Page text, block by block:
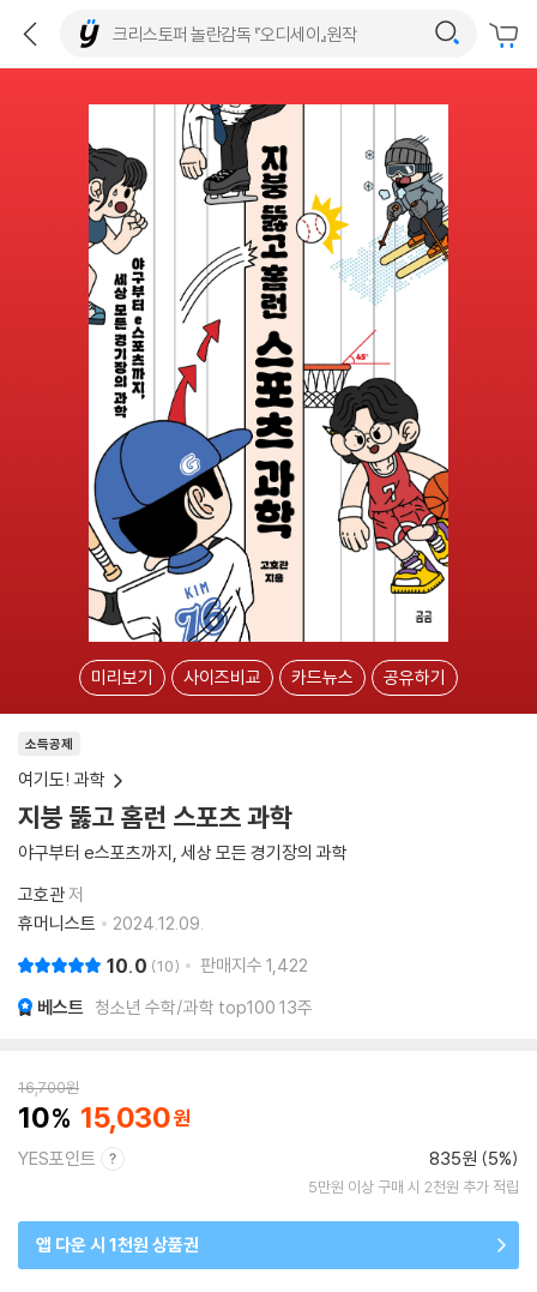
미리보기 사이즈비교 카드뉴스 공유하기
소득공제
여기도! 과학
지붕 뚫고 홈런 스포츠 과학
야구부터 e스포츠까지, 세상 모든 경기장의 과학
고호관저
휴머니스트
2024.12.09.
10.0 10 판매지수 1,422
베스트 청소년 수학/과학 top100 13주
16,700원
10 15,030
YES포인트 835원 (5%)
5만원 이상 구매 시 2천원 추가 적립
앱 다운 시 1천원 상품권